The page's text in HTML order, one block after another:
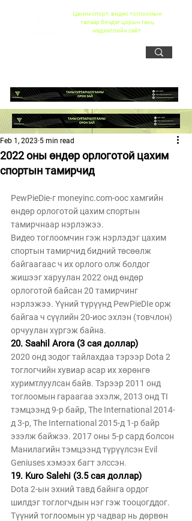
Цахим спорт, видео тоглоомын
талаар бичдэг цорын ганц
мэдээллийн сайт
2022 оны өндөр орлоготой цахим
спортын тамирчид
Feb 1, 2023 5 min read
PewPieDie-г moneyinc.com-оос хамгийн
өндөр орлоготой цахим спортын
тамирчнаар нэрлэжээ.
Видео тоглоомчин гэж нэрлэдэг цахим
спортын тамирчид бидний төсөөлж
байгаагаас ч их орлого олж болдог
жишээг харуулан 2022 онд өндөр
орлоготой байсан 20 тамирчинг
нэрлэжээ. Үүний түрүүнд PewPieDIe орж
байгаа ч сүүлийн 20-иос эхлэн (товчлон)
орчуулан хүргэж байна.
20. Saahil Arora (3 сая доллар)
2020 онд зодог тайлахдаа тэрээр Dota 2
тоглогчийн хувиар асар их хөрөнгө
хуримтлуулсан байв. Тэрээр 2011 онд
тоглоомын гараагаа эхэлж, 2013 онд TI
тэмцээнд 9-р байр, The International 2014-
д 3-р, The International 2015-д 1-р байр
эзэлж байжээ. 2017 оны 5-р сард болсон
Манилагийн тэмцээнд түрүүлсэн Evil
Geniuses хэмээх багт элссэн.
19. Kuro Salehi (3.5 сая доллар)
Dota 2-ын эхний тавд байнга ордог
шилдэг тоглогчдын нэг гэж тооцогддог.
Түүний тоглоомын ур чадвар нь дөрвөн